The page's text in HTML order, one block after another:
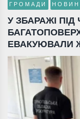
ГРОМАДИ
У ЗБАРАЖІ
ЕВАКУЮВАЛИ